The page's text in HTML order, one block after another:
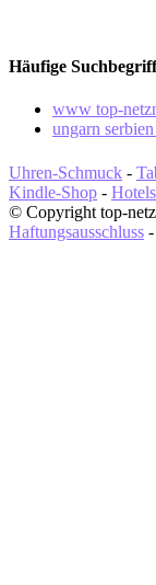
Häufige
www top-
ungarn
Uhren-Schmuck -
Kindle-Shop -
© Copyright top-
Haftungsausschluss -